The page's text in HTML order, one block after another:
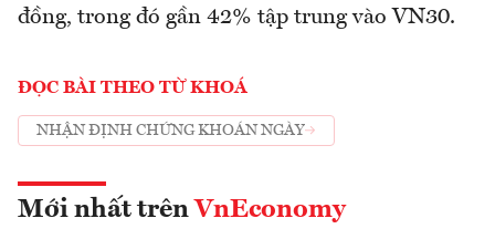
đồng, trong đó gần 42% tập trung vào VN30.
ĐỌC BÀI THEO TỪ KHOÁ
NHẬN ĐỊNH CHỨNG KHOÁN NGÀY
Mới nhất trên VnEconomy